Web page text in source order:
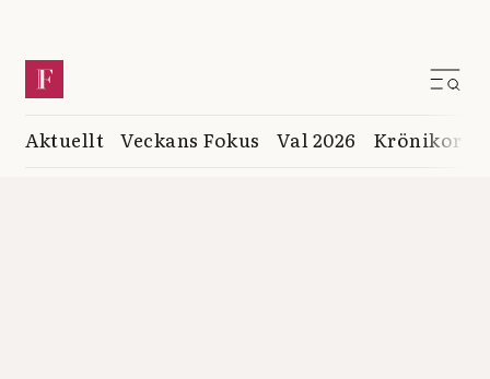
Aktuellt Veckans Fokus Val 2026 Krönikor